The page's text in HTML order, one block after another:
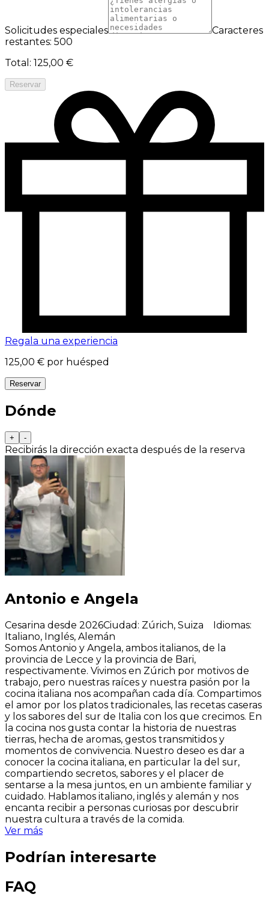
Solicitudes especiales
Caracteres
restantes: 500
Total : 125,00 €
Reservar
Regala una experiencia
125,00 € por huésped
Reservar
Dónde
+ -
Recibirás la dirección exacta después de la reserva
Antonio e Angela
Cesarina desde 2026Ciudad : Zúrich, Suiza Idiomas:
Italiano, Inglés, Alemán
Somos Antonio y Angela, ambos italianos, de la
provincia de Lecce y la provincia de Bari,
respectivamente. Vivimos en Zúrich por motivos de
trabajo, pero nuestras raíces y nuestra pasión por la
cocina italiana nos acompañan cada día. Compartimos
el amor por los platos tradicionales, las recetas caseras
y los sabores del sur de Italia con los que crecimos. En
la cocina nos gusta contar la historia de nuestras
tierras, hecha de aromas, gestos transmitidos y
momentos de convivencia. Nuestro deseo es dar a
conocer la cocina italiana, en particular la del sur,
compartiendo secretos, sabores y el placer de
sentarse a la mesa juntos, en un ambiente familiar y
cuidado. Hablamos italiano, inglés y alemán y nos
encanta recibir a personas curiosas por descubrir
nuestra cultura a través de la comida.
Ver más
Podrían interesarte
FAQ